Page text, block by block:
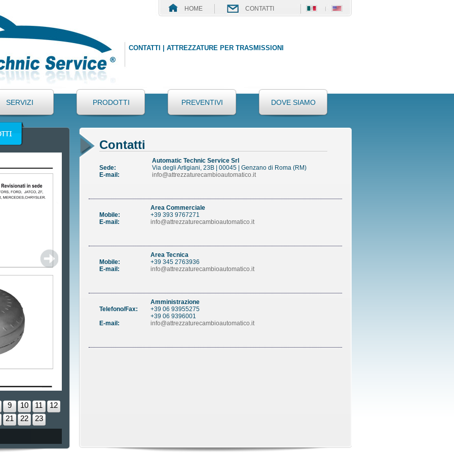
HOME CONTATTI
CONTATTI | ATTREZZATURE PER TRASMISSIONI
SERVIZI PRODOTTI PREVENTIVI DOVE SIAMO
9 10 11
12
21
22 23
Contatti
Automatic Technic Service Srl
Sede:
Via degli Artigiani, 23B | 00045 | Genzano di Roma (RM)
E-mail:
info@attrezzaturecambioautomatico.it
Area Commerciale
Mobile:
+39 393 9767271
E-mail:
info@attrezzaturecambioautomatico.it
Area Tecnica
Mobile:
+39 345 2763936
E-mail:
info@attrezzaturecambioautomatico.it
Amministrazione
Telefono/Fax:
+39 06 93955275
+39 06 9396001
E-mail:
info@attrezzaturecambioautomatico.it